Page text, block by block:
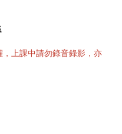
上課中請勿錄音錄影，亦